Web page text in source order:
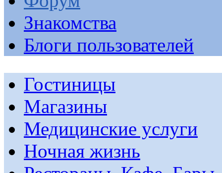
Знакомства
Блоги пользователей
Гостиницы
Магазины
Медицинские услуги
Ночная жизнь